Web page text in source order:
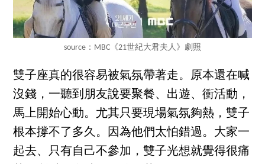
source：MBC《21世紀大君夫人》劇照
雙子座真的很容易被氣氛帶著走。原本還在喊
沒錢，一聽到朋友說要聚餐、出遊、衝活動，
馬上開始心動。尤其只要現場氣氛夠熱，雙子
根本撐不了多久。因為他們太怕錯過。大家一
起去、只有自己不參加，雙子光想就覺得很痛